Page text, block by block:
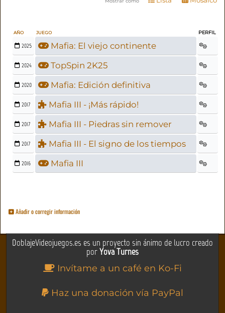
AÑO JUEGO PERFIL
2025 Mafia: El viejo continente
2024 TopSpin 2K25
2020 Mafia: Edición definitiva
2017 Mafia III - ¡Más rápido!
2017 Mafia III - Piedras sin remover
2017 Mafia III - El signo de los tiempos
2016 Mafia III
Añadir o corregir información
DoblajeVideojuegos.es es un proyecto sin ánimo de lucro creado
porYova Turnes
Invítame a un café en Ko-Fi
Haz una donación vía PayPal